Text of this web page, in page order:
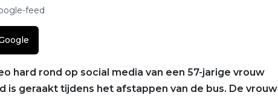
feed
hard rond op social media van een 57-jarige vrouw
is geraakt tijdens het afstappen van de bus. De vrouw